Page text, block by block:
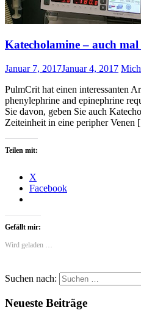
Katecholamine – auch
Januar 7, 2017Januar 4, 2017
PulmCrit hat einen interessanten
phenylephrine and epinephrine
Sie davon, geben Sie auch
Zeiteinheit in eine peripher
Teilen mit:
X
Facebook
Gefällt mir:
Wird geladen …
Suchen nach:
Neueste Beiträge